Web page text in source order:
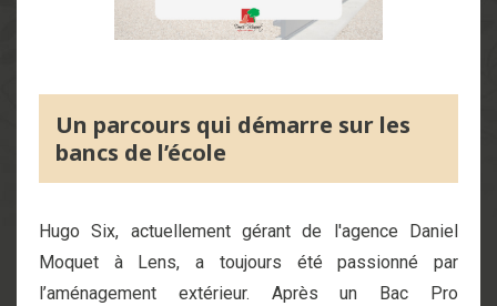
Un parcours qui démarre sur les
bancs de l’école
Hugo Six, actuellement gérant de l'agence Daniel
Moquet à Lens, a toujours été passionné par
l’aménagement extérieur. Après un Bac Pro